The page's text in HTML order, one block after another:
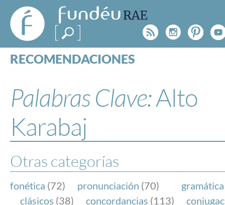
FundéuRAE
- Fundación
del Español
Urgente
Rss
RECOMENDACIONES
ESPECIALES
BLOG
NOTICIAS
FundéuRAE es una fundación patrocinada por la
y la Real Academia Española, cuyo objetivo es
el buen uso del español en los medios de
Palabras Clave:Alto
Karabaj
Otras categorías
fonética (72) pronunciación (70) gramática
clásicos (38) concordancias (113)